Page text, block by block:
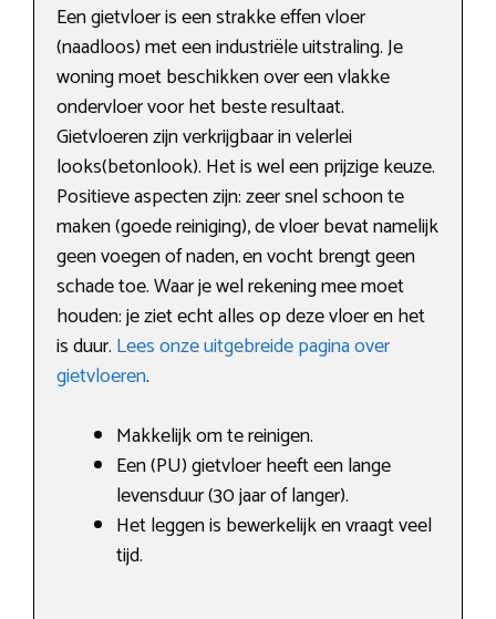
Een gietvloer is een strakke effen vloer
(naadloos) met een industriële uitstraling. Je
woning moet beschikken over een vlakke
ondervloer voor het beste resultaat.
Gietvloeren zijn verkrijgbaar in velerlei
looks(betonlook). Het is wel een prijzige keuze.
Positieve aspecten zijn: zeer snel schoon te
maken (goede reiniging), de vloer bevat namelijk
geen voegen of naden, en vocht brengt geen
schade toe. Waar je wel rekening mee moet
houden: je ziet echt alles op deze vloer en het
is duur. Lees onze uitgebreide pagina over
gietvloeren.
Makkelijk om te reinigen.
Een (PU) gietvloer heeft een lange
levensduur (30 jaar of langer).
Het leggen is bewerkelijk en vraagt veel
tijd.